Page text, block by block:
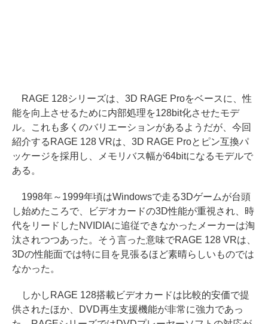
RAGE 128シリーズは、3D RAGE Proをベースに、性
能を向上させるために内部処理を128bit化させたモデ
ル。これも多くのバリエーションがあるようだが、今回
紹介するRAGE 128 VRは、3D RAGE Proとピン互換パ
ッケージを採用し、メモリバス幅が64bitになるモデルで
ある。
1998年～1999年頃はWindowsで走る3Dゲームが台頭
し始めたころで、ビデオカードの3D性能が重視され、時
代をリードしたNVIDIAに追従できなかったメーカーは淘
汰されつつあった。そう言った意味でRAGE 128 VRは、
3Dの性能面では特に目を見張るほど素晴らしいものでは
なかった。
しかしRAGE 128搭載ビデオカードは比較的安価で提
供されたほか、DVD再生支援機能が非常に強力であっ